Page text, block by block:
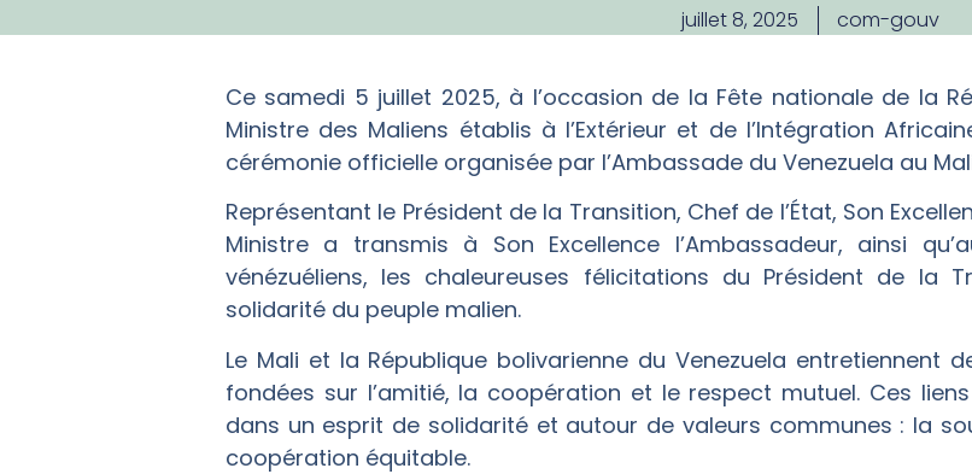
juillet 8, 2025 com-gouv
Ce samedi 5 juillet 2025, à l’occasion de la Fête nationale de la
Ministre des Maliens établis à l’Extérieur et de l’Intégration
cérémonie officielle organisée par l’Ambassade du Venezuela au
Représentant le Président de la Transition, Chef de l’État, Son
Ministre a transmis à Son Excellence l’Ambassadeur, ainsi
vénézuéliens, les chaleureuses félicitations du Président de la
solidarité du peuple malien.
Le Mali et la République bolivarienne du Venezuela entretiennent
fondées sur l’amitié, la coopération et le respect mutuel. Ces
dans un esprit de solidarité et autour de valeurs communes : la
coopération équitable.